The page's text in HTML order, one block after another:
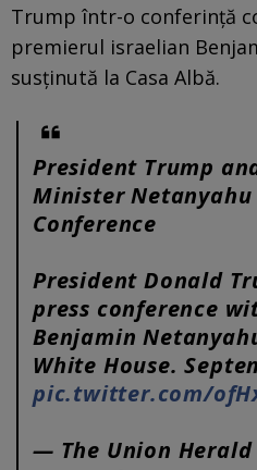
Trump într-o conferință
premierul israelian
susţinută la Casa Albă.
President Trump
Minister Netanyahu
Conference
President Donald
press conference
Benjamin
White House.
pic.twitter.com/
— The Union Herald